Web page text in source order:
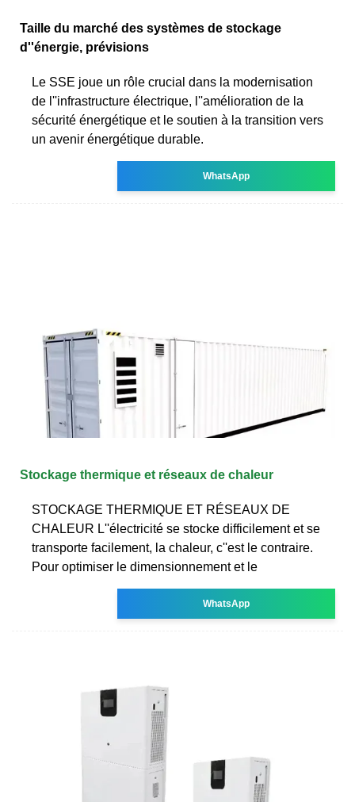
Taille du marché des systèmes de stockage
d''énergie, prévisions
Le SSE joue un rôle crucial dans la modernisation
de l''infrastructure électrique, l''amélioration de la
sécurité énergétique et le soutien à la transition vers
un avenir énergétique durable.
WhatsApp
Stockage thermique et réseaux de chaleur
STOCKAGE THERMIQUE ET RÉSEAUX DE
CHALEUR L''électricité se stocke difficilement et se
transporte facilement, la chaleur, c''est le contraire.
Pour optimiser le dimensionnement et le
WhatsApp